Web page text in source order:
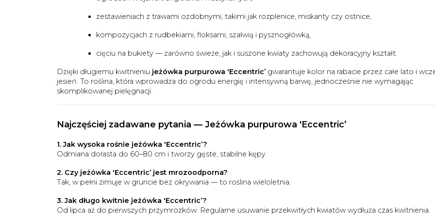
zestawieniach z trawami ozdobnymi, takimi jak rozplenice, miskanty czy ostnice,
kompozycjach z rudbekiami, floksami, szałwią i pysznogłówką,
cięciu na bukiety — zarówno świeże, jak i suszone kwiaty zachowują dekoracyjny kształt.
Dzięki długiemu kwitnieniu jeżówka purpurowa 'Eccentric’ gwarantuje kolor na rabacie przez całe lato i
jesień. To roślina, która wprowadza do ogrodu energię i intensywną barwę, jednocześnie nie wymagając
skomplikowanej pielęgnacji.
Najczęściej zadawane pytania — Jeżówka purpurowa 'Eccentric’
1. Jak wysoka rośnie jeżówka 'Eccentric’?
Odmiana dorasta do 60–80 cm i tworzy gęste, stabilne kępy.
2. Czy jeżówka 'Eccentric’ jest mrozoodporna?
Tak, w pełni zimuje w gruncie bez okrywania — to roślina wieloletnia.
3. Jak długo kwitnie jeżówka 'Eccentric’?
Od lipca aż do pierwszych przymrozków. Regularne usuwanie przekwitłych kwiatów wydłuża czas kwitnienia.